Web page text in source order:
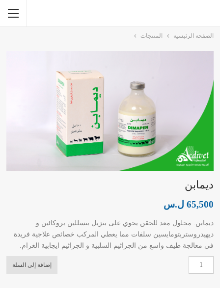
الصفحة الرئيسية المنتجات
ديمابن
65,500 ل.س
ديمابن: محلول معد للحقن يحوي على بنزيل بنسللين بروكائين و
ديهيدروستربتومايسين سلفات مما يعطي المركب خصائص علاجية فريدة
في معالجة طيف واسع من الجراثيم السلبية و الجراثيم ايجابية الغرام.
كمية
ديمابن
إضافة إلى السلة